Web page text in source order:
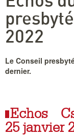
2022
Le Conseil
dernier.
Echos
25 janvier